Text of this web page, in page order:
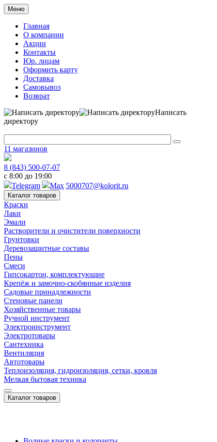
Меню
Главная
О компании
Акции
Контакты
Юр. лицам
Оформить карту
Доставка
Самовывоз
Возврат
Написать
директору
11 магазинов
8 (843) 500-07-07
с 8:00 до 19:00
Telegram
Max 5000707@kolorit.ru
Каталог товаров
Краски
Лаки
Эмали
Растворители и очистители поверхности
Грунтовки
Деревозащитные составы
Пены
Смеси
Гипсокартон, комплектующие
Крепёж и замочно-скобянные изделия
Садовые принадлежности
Стеновые панели
Хозяйственные товары
Ручной инструмент
Электроинструмент
Электротовары
Сантехника
Вентиляция
Автотовары
Теплоизоляция, гидроизоляция, сетки, кровля
Мелкая бытовая техника
Каталог товаров